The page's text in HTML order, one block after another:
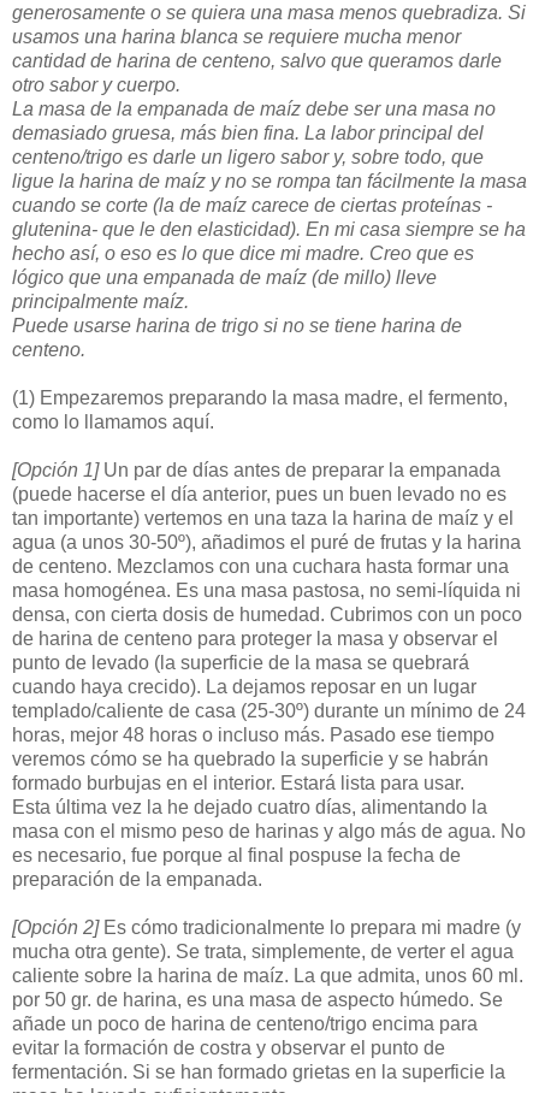
generosamente o se quiera una masa menos quebradiza. Si
usamos una harina blanca se requiere mucha menor
cantidad de harina de centeno, salvo que queramos darle
otro sabor y cuerpo.
La masa de la empanada de maíz debe ser una masa no
demasiado gruesa, más bien fina. La labor principal del
centeno/trigo es darle un ligero sabor y, sobre todo, que
ligue la harina de maíz y no se rompa tan fácilmente la masa
cuando se corte (la de maíz carece de ciertas proteínas -
glutenina- que le den elasticidad). En mi casa siempre se ha
hecho así, o eso es lo que dice mi madre. Creo que es
lógico que una empanada de maíz (de millo) lleve
principalmente maíz.
Puede usarse harina de trigo si no se tiene harina de
centeno.
(1) Empezaremos preparando la masa madre, el fermento,
como lo llamamos aquí.
[Opción 1]Un par de días antes de preparar la empanada
(puede hacerse el día anterior, pues un buen levado no es
tan importante) vertemos en una taza la harina de maíz y el
agua (a unos 30-50º), añadimos el puré de frutas y la harina
de centeno. Mezclamos con una cuchara hasta formar una
masa homogénea. Es una masa pastosa, no semi-líquida ni
densa, con cierta dosis de humedad. Cubrimos con un poco
de harina de centeno para proteger la masa y observar el
punto de levado (la superficie de la masa se quebrará
cuando haya crecido). La dejamos reposar en un lugar
templado/caliente de casa (25-30º) durante un mínimo de 24
horas, mejor 48 horas o incluso más. Pasado ese tiempo
veremos cómo se ha quebrado la superficie y se habrán
formado burbujas en el interior. Estará lista para usar.
Esta última vez la he dejado cuatro días, alimentando la
masa con el mismo peso de harinas y algo más de agua. No
es necesario, fue porque al final pospuse la fecha de
preparación de la empanada.
[Opción 2]Es cómo tradicionalmente lo prepara mi madre (y
mucha otra gente). Se trata, simplemente, de verter el agua
caliente sobre la harina de maíz. La que admita, unos 60 ml.
por 50 gr. de harina, es una masa de aspecto húmedo. Se
añade un poco de harina de centeno/trigo encima para
evitar la formación de costra y observar el punto de
fermentación. Si se han formado grietas en la superficie la